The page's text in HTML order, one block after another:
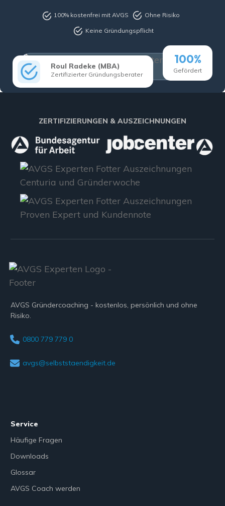
Keine Gründungspflicht
Ohne Risiko
100% kostenfrei mit AVGS
100%
Gefördert
Roul Radeke (MBA)
Zertifizierter Gründungsberater
ZERTIFIZIERUNGEN & AUSZEICHNUNGEN
AVGS Gründercoaching - kostenlos, persönlich und ohne
Risiko.
0800 779 779 0
avgs@selbststaendigkeit.de
Service
Häufige Fragen
Downloads
Glossar
AVGS Coach werden